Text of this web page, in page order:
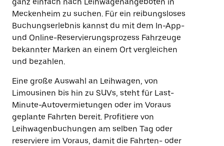
Meckenheim zu suchen. Für ein reibungsloses
Buchungserlebnis kannst du mit dem In-App-
und Online-Reservierungsprozess Fahrzeuge
bekannter Marken an einem Ort vergleichen
und bezahlen.
Eine große Auswahl an Leihwagen, von
Limousinen bis hin zu SUVs, steht für Last-
Minute-Autovermietungen oder im Voraus
geplante Fahrten bereit. Profitiere von
Leihwagenbuchungen am selben Tag oder
reserviere im Voraus, damit die Fahrten- oder